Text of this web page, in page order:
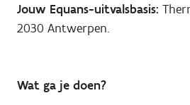
Jouw Equans-uitvalsbasis:
2030 Antwerpen.
Wat ga je doen?